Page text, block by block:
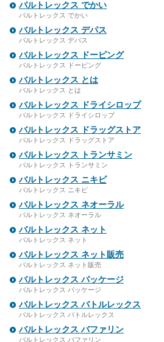
バルトレックス でかい
バルトレックス でかい
バルトレックス デパス
バルトレックス デパス
バルトレックス ドーピング
バルトレックス ドーピング
バルトレックス とは
バルトレックス とは
バルトレックス ドライシロップ
バルトレックス ドライシロップ
バルトレックス ドラッグストア
バルトレックス ドラッグストア
バルトレックス トランサミン
バルトレックス トランサミン
バルトレックス ニキビ
バルトレックス ニキビ
バルトレックス ネオーラル
バルトレックス ネオーラル
バルトレックス ネット
バルトレックス ネット
バルトレックス ネット販売
バルトレックス ネット販売
バルトレックス パッケージ
バルトレックス パッケージ
バルトレックス バトルレックス
バルトレックス バトルレックス
バルトレックス バファリン
バルトレックス バファリン